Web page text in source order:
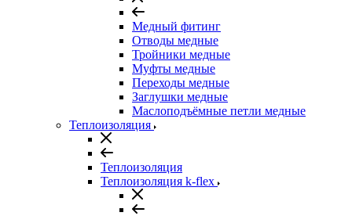
Медный фитинг
Отводы медные
Тройники медные
Муфты медные
Переходы медные
Заглушки медные
Маслоподъёмные петли медные
Теплоизоляция
Теплоизоляция
Теплоизоляция k-flex